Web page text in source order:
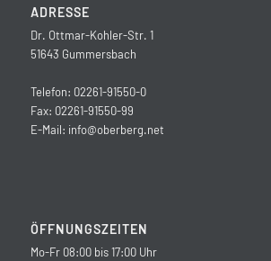
ADRESSE
Dr. Ottmar-Kohler-Str. 1
51643 Gummersbach
Telefon: 02261-91550-0
Fax: 02261-91550-99
E-Mail: info@oberberg.net
ÖFFNUNGSZEITEN
Mo-Fr 08:00 bis 17:00 Uhr